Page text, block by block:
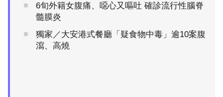
6旬外籍女腹痛、噁心又嘔吐 確診流行性腦脊
髓膜炎
獨家／大安港式餐廳「疑食物中毒」逾10案腹
瀉、高燒